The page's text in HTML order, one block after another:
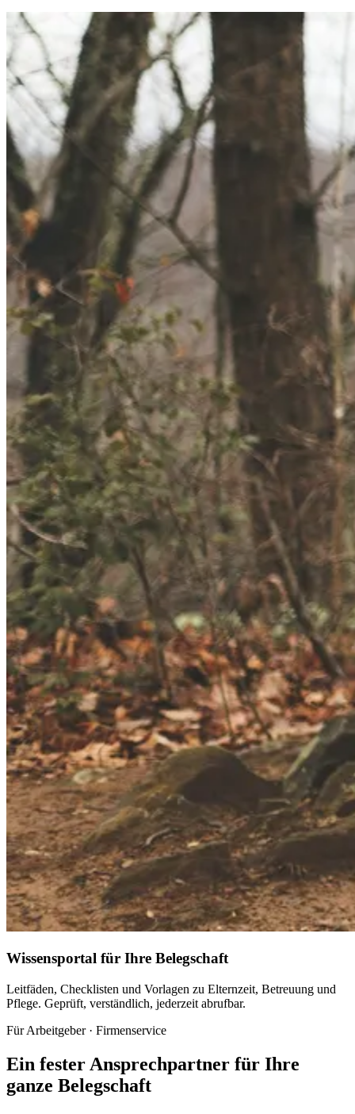
Wissensportal für Ihre Belegschaft
Leitfäden, Checklisten und Vorlagen zu Elternzeit, Betreuung und
Pflege. Geprüft, verständlich, jederzeit abrufbar.
Für Arbeitgeber · Firmenservice
Ein fester Ansprechpartner für Ihre
ganze Belegschaft